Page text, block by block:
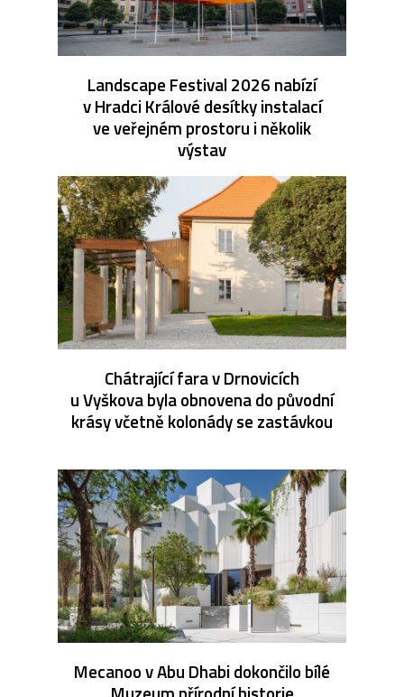
Landscape Festival 2026 nabízí
v Hradci Králové desítky instalací
ve veřejném prostoru i několik
výstav
Chátrající fara v Drnovicích
u Vyškova byla obnovena do původní
krásy včetně kolonády se zastávkou
Mecanoo v Abu Dhabi dokončilo bílé